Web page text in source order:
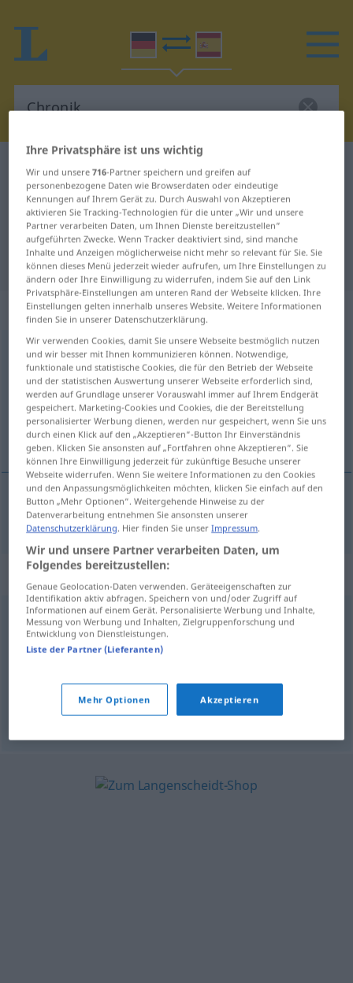
Deutsch-Spanisch Wörterbuch Chronik
Deutsch-Spanisch Übersetzung für
"Chronik"
"Chronik" Spanisch Übersetzung
„Chronik“: Femininum
Chronik [ˈkroːnɪk]f <Chronik;Chroniken >
Übersicht aller Übersetzungen
(Für mehr Details die Übersetzung anklicken/antippen)
crónica
crónicaf Chronik
Synonyme für "Chronik"
Verlauf (PC, IT)
Ihre Privatsphäre ist uns wichtig
Wir und unsere716-Partner speichern und greifen auf
personenbezogene Daten wie Browserdaten oder eindeutige
Kennungen auf Ihrem Gerät zu. Durch Auswahl von Akzeptieren
aktivieren Sie Tracking-Technologien für die unter „Wir und unsere
Partner verarbeiten Daten, um Ihnen Dienste bereitzustellen“
aufgeführten Zwecke. Wenn Tracker deaktiviert sind, sind manche
Inhalte und Anzeigen möglicherweise nicht mehr so relevant für Sie. Sie
können dieses Menü jederzeit wieder aufrufen, um Ihre Einstellungen zu
ändern oder Ihre Einwilligung zu widerrufen, indem Sie auf den Link
Privatsphäre-Einstellungen am unteren Rand der Webseite klicken. Ihre
Einstellungen gelten innerhalb unseres Website. Weitere Informationen
finden Sie in unserer Datenschutzerklärung.
Wir verwenden Cookies, damit Sie unsere Webseite bestmöglich nutzen
und wir besser mit Ihnen kommunizieren können. Notwendige,
funktionale und statistische Cookies, die für den Betrieb der Webseite
und der statistischen Auswertung unserer Webseite erforderlich sind,
werden auf Grundlage unserer Vorauswahl immer auf Ihrem Endgerät
gespeichert. Marketing-Cookies und Cookies, die der Bereitstellung
personalisierter Werbung dienen, werden nur gespeichert, wenn Sie uns
durch einen Klick auf den „Akzeptieren“-Button Ihr Einverständnis
geben. Klicken Sie ansonsten auf „Fortfahren ohne Akzeptieren“. Sie
können Ihre Einwilligung jederzeit für zukünftige Besuche unserer
Webseite widerrufen. Wenn Sie weitere Informationen zu den Cookies
und den Anpassungsmöglichkeiten möchten, klicken Sie einfach auf den
Button „Mehr Optionen“. Weitergehende Hinweise zu der
Datenverarbeitung entnehmen Sie ansonsten unserer
Datenschutzerklärung. Hier finden Sie unserImpressum.
Wir und unsere Partner verarbeiten Daten, um
Folgendes bereitzustellen:
Genaue Geolocation-Daten verwenden. Geräteeigenschaften zur
Identifikation aktiv abfragen. Speichern von und/oder Zugriff auf
Informationen auf einem Gerät. Personalisierte Werbung und Inhalte,
Messung von Werbung und Inhalten, Zielgruppenforschung und
Entwicklung von Dienstleistungen.
Liste der Partner (Lieferanten)
Mehr Optionen Akzeptieren